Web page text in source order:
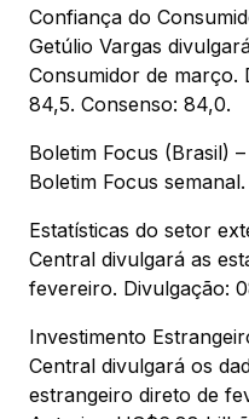
Confiança do
Getúlio Vargas
Consumidor de março.
84,5. Consenso: 84,0.
Boletim Focus (Brasil)
Boletim Focus
Estatísticas do setor
Central divulgará as
fevereiro. Divulgação:
Investimento
Central divulgará os
estrangeiro direto de